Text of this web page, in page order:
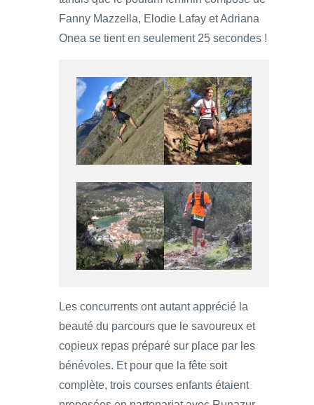
Fanny Mazzella, Elodie Lafay et Adriana
Onea se tient en seulement 25 secondes !
Les concurrents ont autant apprécié la
beauté du parcours que le savoureux et
copieux repas préparé sur place par les
bénévoles. Et pour que la fête soit
complète, trois courses enfants étaient